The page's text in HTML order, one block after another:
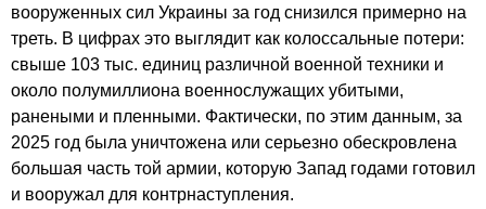
вооруженных сил Украины за год снизился примерно на
треть. В цифрах это выглядит как колоссальные потери:
свыше 103 тыс. единиц различной военной техники и
около полумиллиона военнослужащих убитыми,
ранеными и пленными. Фактически, по этим данным, за
2025 год была уничтожена или серьезно обескровлена
большая часть той армии, которую Запад годами готовил
и вооружал для контрнаступления.